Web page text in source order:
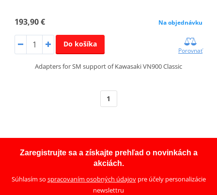
193,90 € Na objednávku
Do košíka
Porovnať
Adapters for SM support of Kawasaki VN900 Classic
1
Zaregistrujte sa a získajte prehľad o novinkách a
akciách.
Súhlasím so spracovaním osobných údajovpre účely personalizácie
newslettru